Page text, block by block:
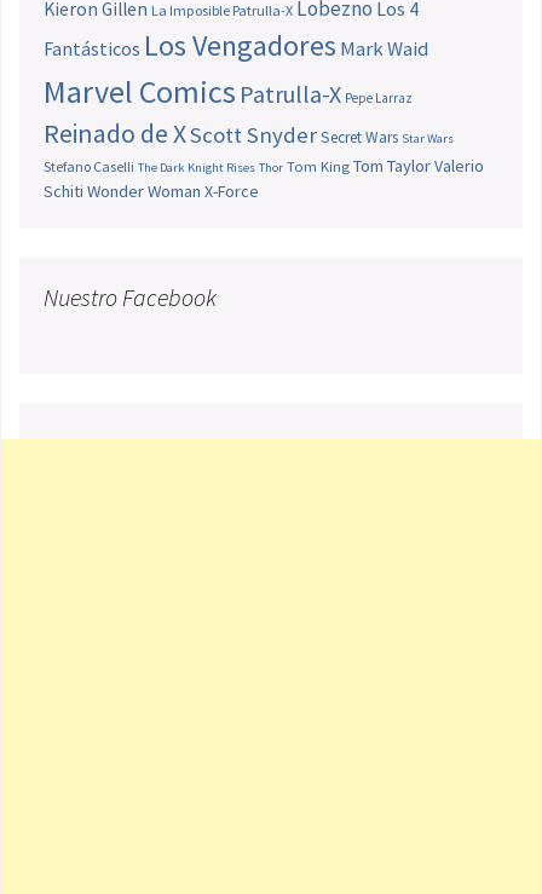
Kieron Gillen La Imposible Patrulla-X Lobezno Los 4
Fantásticos Los Vengadores Mark Waid
Marvel Comics Patrulla-X Pepe Larraz
Reinado de XScott SnyderSecret Wars Star Wars
Stefano Caselli The Dark Knight Rises Thor Tom King Tom TaylorValerio
Schiti Wonder Woman X-Force
Nuestro Facebook